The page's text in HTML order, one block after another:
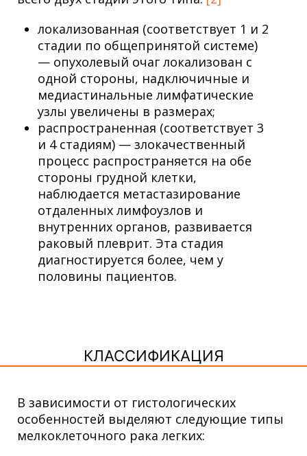
локализованная (соответствует 1 и 2
стадии по общепринятой системе)
— опухолевый очаг локализован с
одной стороны, надключичные и
медиастинальные лимфатические
узлы увеличены в размерах;
распространенная (соответствует 3
и 4 стадиям) — злокачественный
процесс распространяется на обе
стороны грудной клетки,
наблюдается метастазирование
отдаленных лимфоузлов и
внутренних органов, развивается
раковый плеврит. Эта стадия
диагностируется более, чем у
половины пациентов.
КЛАССИФИКАЦИЯ
В зависимости от гистологических
особенностей выделяют следующие типы
мелкоклеточного рака легких: